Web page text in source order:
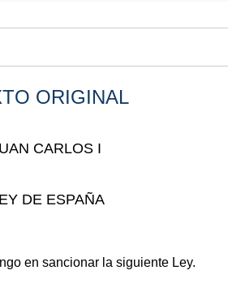
ORIGINAL
CARLOS I
DE ESPAÑA
en sancionar la siguiente Ley.